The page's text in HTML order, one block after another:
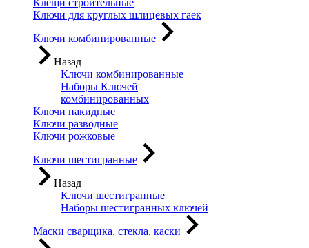
Клещи строительные
Ключи для круглых шлицевых гаек
Ключи комбинированные
Назад
Ключи комбинированные
Наборы Ключей
комбинированных
Ключи накидные
Ключи разводные
Ключи рожковые
Ключи шестигранные
Назад
Ключи шестигранные
Наборы шестигранных ключей
Маски сварщика, стекла, каски